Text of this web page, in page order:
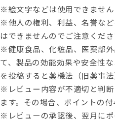
※絵文字などは使用できません
※他人の権利、利益、名誉な
はできませんのでご注意くださ
※健康食品、化粧品、医薬部
て、製品の効能効果や安全性
を投稿すると薬機法（旧薬事
※レビュー内容が不適切と判
ます。その場合、ポイントの
※レビューの承認後、翌月に